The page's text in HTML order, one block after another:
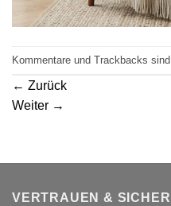
Kommentare und Trackbacks
← Zurück
Weiter →
VERTRAUEN &